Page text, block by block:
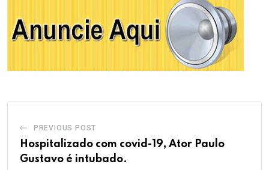
PREVIOUS POST
Hospitalizado com covid-19, Ator Paulo
Gustavo é intubado.